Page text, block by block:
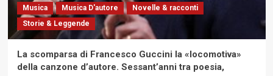
Musica
Musica D'autore
Novelle & racconti
Storie & Leggende
La scomparsa di Francesco Guccini la «locomotiva»
della canzone d’autore. Sessant’anni tra poesia,